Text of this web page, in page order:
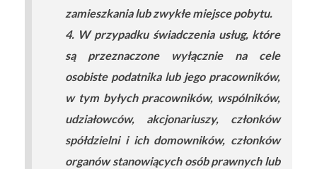
zamieszkania lub zwykłe miejsce pobytu.
4. W przypadku świadczenia usług, które
są przeznaczone wyłącznie na cele
osobiste podatnika lub jego pracowników,
w tym byłych pracowników, wspólników,
udziałowców, akcjonariuszy, członków
spółdzielni i ich domowników, członków
organów stanowiących osób prawnych lub